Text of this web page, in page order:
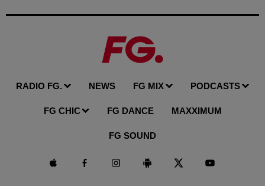
RADIO FG. NEWS FG MIX PODCASTS
FG CHIC FG DANCE MAXXIMUM
FG SOUND